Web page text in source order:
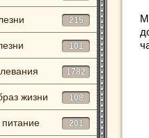
215
101
1782
жизни 108
201